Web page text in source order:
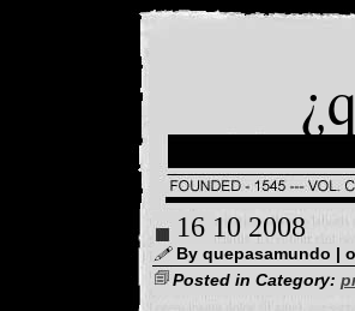
16 10 2008
By quepasamundo |
Posted in Category: